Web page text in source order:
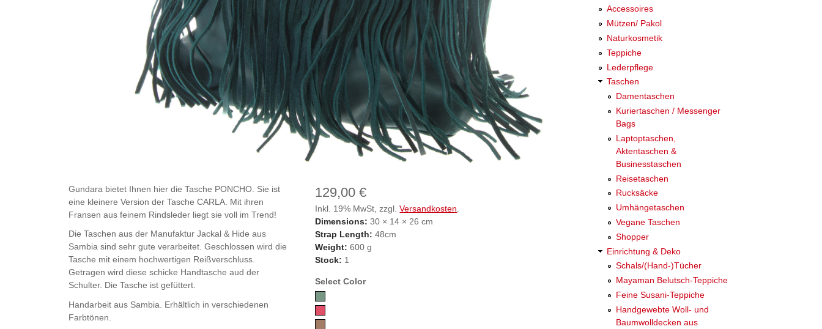
Gundara bietet Ihnen hier die Tasche PONCHO. Sie ist
eine kleinere Version der Tasche CARLA. Mit ihren
Fransen aus feinem Rindsleder liegt sie voll im Trend!
Die Taschen aus der Manufaktur Jackal & Hide aus
Sambia sind sehr gute verarbeitet. Geschlossen wird die
Tasche mit einem hochwertigen Reißverschluss.
Getragen wird diese schicke Handtasche aud der
Schulter. Die Tasche ist gefüttert.
Handarbeit aus Sambia. Erhältlich in verschiedenen
Farbtönen.
129,00 €
Inkl. 19% MwSt, zzgl.Versandkosten
Dimensions:30 × 14 × 26 cm
Strap Length:48cm
Weight:600 g
Stock: 1
Select Color
Accessoires
Mützen/ Pakol
Naturkosmetik
Teppiche
Lederpflege
Taschen
Damentaschen
Kuriertaschen / Messenger
Bags
Laptoptaschen,
Aktentaschen &
Businesstaschen
Reisetaschen
Rucksäcke
Umhängetaschen
Vegane Taschen
Shopper
Einrichtung & Deko
Schals/(Hand-)Tücher
Mayaman Belutsch-Teppiche
Feine Susani-Teppiche
Handgewebte Woll- und
Baumwolldecken aus